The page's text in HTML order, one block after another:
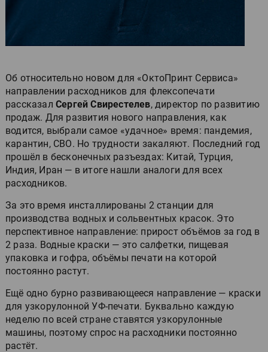
Об относительно новом для «ОктоПринт Сервиса»
направлении расходников для флексопечати
рассказал Сергей Свирестелев, директор по развитию
продаж. Для развития нового направления, как
водится, выбрали самое «удачное» время: пандемия,
карантин, СВО. Но трудности закаляют. Последний год
прошёл в бесконечных разъездах: Китай, Турция,
Индия, Иран — в итоге нашли аналоги для всех
расходников.
За это время инсталлированы 2 станции для
производства водных и сольвентных красок. Это
перспективное направление: прирост объёмов за год в
2 раза. Водные краски — это салфетки, пищевая
упаковка и гофра, объёмы печати на которой
постоянно растут.
Ещё одно бурно развивающееся направление — краски
для узкорулонной УФ-печати. Буквально каждую
неделю по всей стране ставятся узкорулонные
машины, поэтому спрос на расходники постоянно
растёт.